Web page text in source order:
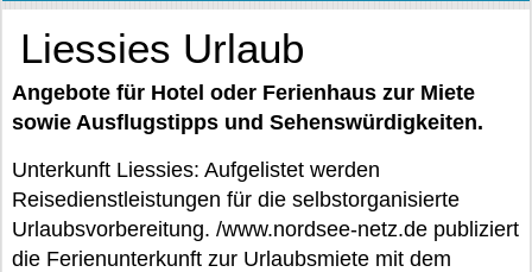
Liessies Urlaub
Angebote für Hotel oder Ferienhaus zur Miete
sowie Ausflugstipps und Sehenswürdigkeiten.
Unterkunft Liessies: Aufgelistet werden
Reisedienstleistungen für die selbstorganisierte
Urlaubsvorbereitung. /www.nordsee-netz.de publiziert
die Ferienunterkunft zur Urlaubsmiete mit dem